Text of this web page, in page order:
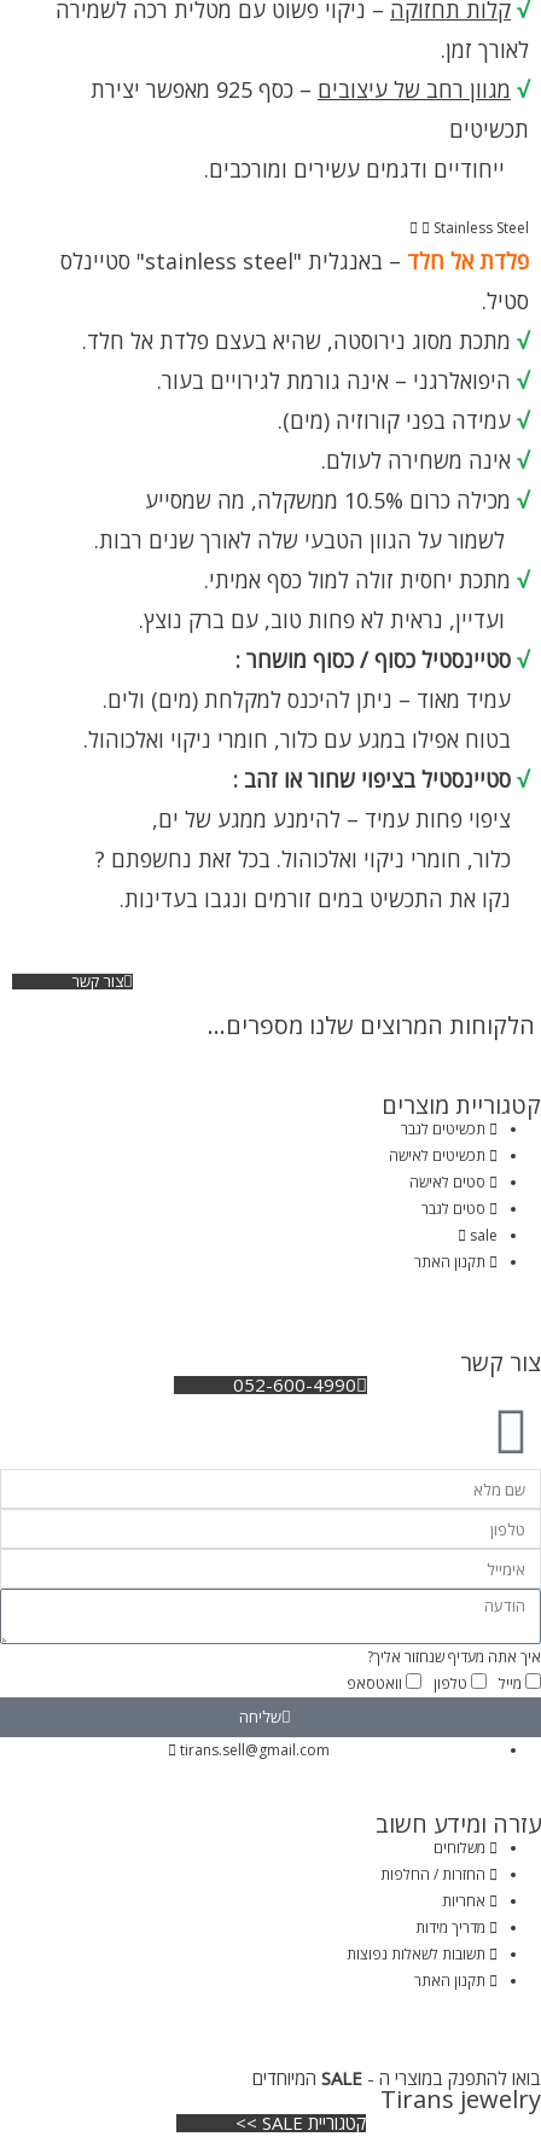
√ קלות תחזוקה – ניקוי פשוט עם מטלית רכה לשמירה
לאורך זמן.
√ מגוון רחב של עיצובים
– כסף 925 מאפשר יצירת
תכשיטים
ייחודיים ודגמים עשירים ומורכבים.
Stainless Steel
פלדת אל חלד
– באנגלית "stainless steel" סטיינלס
סטיל.
√ מתכת מסוג נירוסטה, שהיא בעצם פלדת אל חלד.
√ היפואלרגני – אינה גורמת לגירויים בעור.
√ עמידה בפני קורוזיה (מים).
√ אינה משחירה לעולם.
√ מכילה כרום 10.5% ממשקלה, מה שמסייע
לשמור על הגוון הטבעי שלה לאורך שנים רבות.
√ מתכת יחסית זולה למול כסף אמיתי.
ועדיין, נראית לא פחות טוב, עם ברק נוצץ.
√ סטיינסטיל כסוף / כסוף מושחר :
עמיד מאוד – ניתן להיכנס למקלחת (מים) ולים.
בטוח אפילו במגע עם כלור, חומרי ניקוי ואלכוהול.
√ סטיינסטיל בציפוי שחור או זהב :
ציפוי פחות עמיד – להימנע ממגע של ים,
כלור, חומרי ניקוי ואלכוהול. בכל זאת נחשפתם ?
נקו את התכשיט במים זורמים ונגבו בעדינות.
צור קשר
הלקוחות המרוצים שלנו מספרים...
קטגוריית מוצרים
תכשיטים לגבר
תכשיטים לאישה
סטים לאישה
סטים לגבר
sale
תקנון האתר
צור קשר
052-600-4990
איך אתה מעדיף שנחזור אליך?
מייל
טלפון וואטסאפ
שליחה
tirans.sell@gmail.com
עזרה ומידע חשוב
משלוחים
החזרות / החלפות
אחריות
מדריך מידות
תשובות לשאלות נפוצות
תקנון האתר
בואו להתפנק במוצרי ה - SALE המיוחדים
Tirans jewelry
קטגוריית SALE >>